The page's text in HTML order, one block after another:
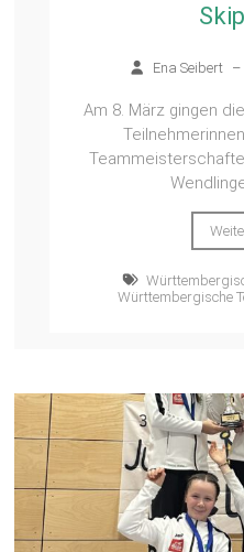
Ena Seibert –
Am 8. März gingen
Württembergische